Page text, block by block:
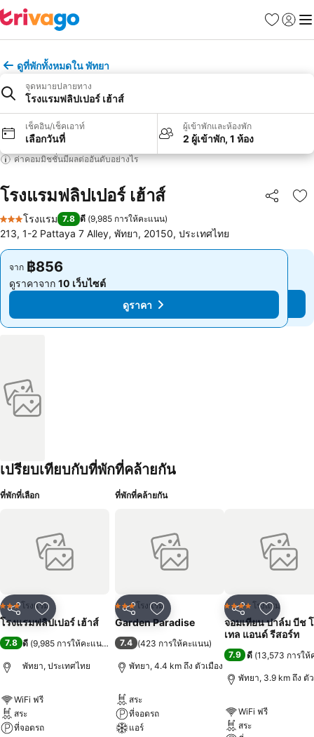
รายการโป
เข้าสู่ร
เมนู
ดูที่พักทั้งหมดใน พัทยา
จุดหมายปลายทาง
โรงแรมฟลิปเปอร์ เฮ้าส์
เช็คอิน/เช็คเอาท์
เลือกวันที่
ผู้เข้าพักและห้องพัก
2 ผู้เข้าพัก, 1 ห้อง
ค่าคอมมิชชั่นมีผลต่ออันดับอย่างไร
โรงแรมฟลิปเปอร์ เฮ้าส์ แชร์
เ
3 ดาว
โรงแรม 7.8 ดี (9,985 การให้คะแนน)
213, 1-2 Pattaya 7 Alley, พัทยา, 20150, ประเทศไทย
จาก ฿856
ดูราคาจาก 10 เว็บไซต์
ดูราคา
จาก ฿856
ดูราคาจาก 10 เว็บไซต์
ดูราคา
เปรียบเทียบกับที่พักที่คล้ายกัน
ที่พักที่เลือก
แชร์ เพิ่มในรายการโปรด
3 ดาวโรงแรม
โรงแรมฟลิปเปอร์ เฮ้าส์
7.8 ดี (9,985 การให้คะแนน)
พัทยา, ประเทศไทย
WiFi ฟรี
สระ
ที่จอดรถ
ที่พักที่คล้ายกัน
แชร์ เพิ่มในรายการโปรด
3 ดาวโรงแรม
Garden Paradise
7.4 (423 การให้คะแนน)
พัทยา, 4.4 km ถึง ตัวเมือง
สระ
ที่จอดรถ
แอร์
แชร์ เพิ่มในรา
4 ดาว โรงแรม
จอมเทียน ปาล์ม บีช
เทล แอนด์ รีสอร์ท
7.9 ดี (13,573 การให้
พัทยา, 3.9 km ถึง ตั
WiFi ฟรี
สระ